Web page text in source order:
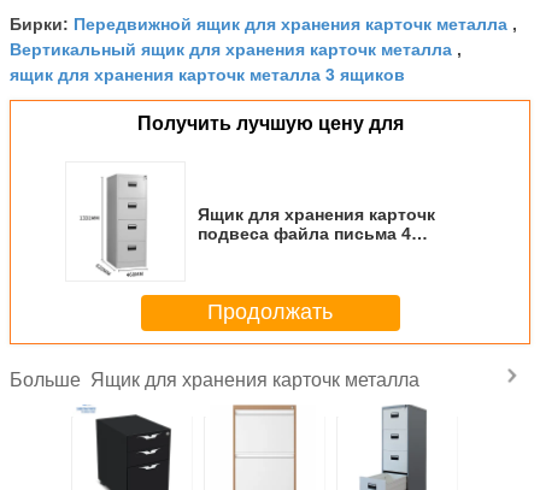
Бирки: Передвижной ящик для хранения карточк металла ,
Вертикальный ящик для хранения карточк металла ,
ящик для хранения карточк металла 3 ящиков
Получить лучшую цену для
Ящик для хранения карточк
подвеса файла письма 4
Продолжать
Больше Ящик для хранения карточк металла